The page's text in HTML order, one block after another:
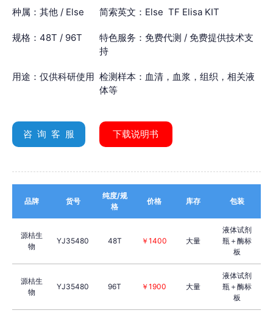
种属：其他 / Else 简索英文：Else TF Elisa KIT
规格：48T / 96T
特色服务：免费代测 / 免费提供技术支
持
用途：仅供科研使用 检测样本：血清，血浆，组织，相关液
体等
咨 询 客 服 下载说明书
品牌 货号
纯度/规
格
价格 库存 包装
源桔生
物
YJ35480 48T ￥1400 大量
液体试剂
瓶＋酶标
板
源桔生
物
YJ35480 96T ￥1900 大量
液体试剂
瓶＋酶标
板